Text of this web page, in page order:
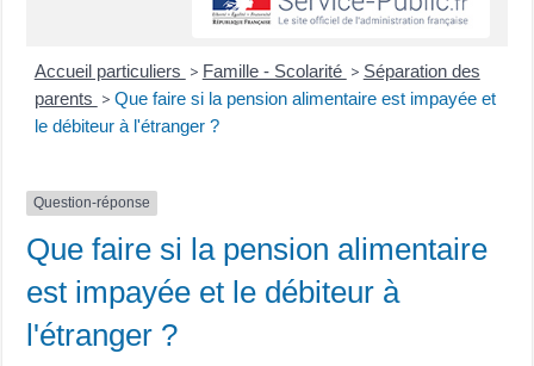
Accueil particuliers > Famille - Scolarité > Séparation des
parents > Que faire si la pension alimentaire est impayée et
le débiteur à l'étranger ?
Question-réponse
Que faire si la pension alimentaire
est impayée et le débiteur à
l'étranger ?